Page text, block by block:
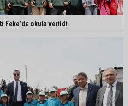
Feke’de okula verildi